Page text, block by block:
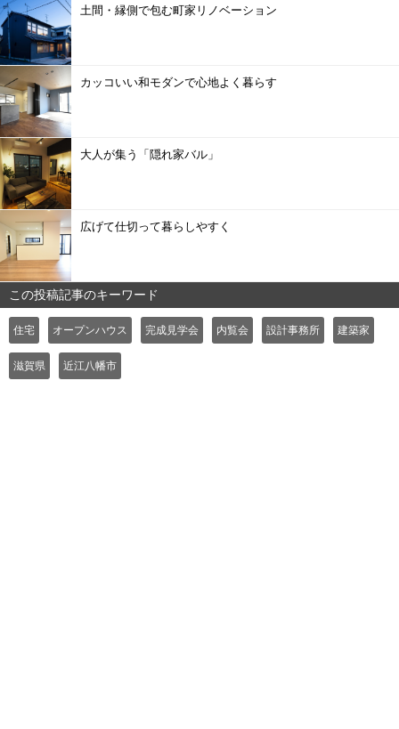
土間・縁側で包む町家リノベーション
カッコいい和モダンで心地よく暮らす
大人が集う「隠れ家バル」
広げて仕切って暮らしやすく
この投稿記事のキーワード
住宅 オープンハウス 完成見学会 内覧会 設計事務所 建築家
滋賀県 近江八幡市